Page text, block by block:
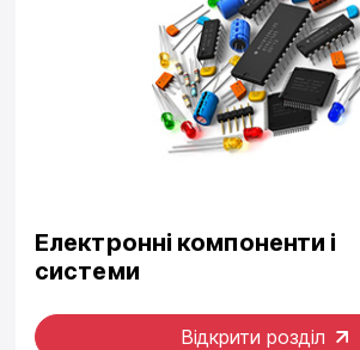
Електронні компоненти і
системи
Відкрити розділ